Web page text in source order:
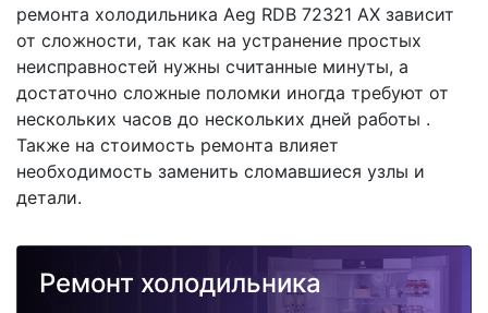
ремонта холодильника Aeg RDB 72321 AX зависит
от сложности, так как на устранение простых
неисправностей нужны считанные минуты, а
достаточно сложные поломки иногда требуют от
нескольких часов до нескольких дней работы .
Также на стоимость ремонта влияет
необходимость заменить сломавшиеся узлы и
детали.
Ремонт холодильника